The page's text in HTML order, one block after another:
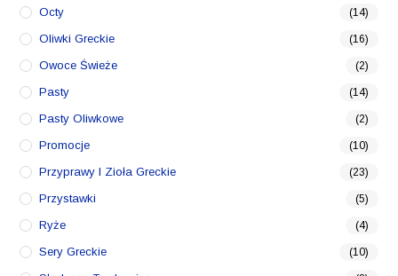
Octy (14)
Oliwki Greckie (16)
Owoce Świeże (2)
Pasty (14)
Pasty Oliwkowe (2)
Promocje (10)
Przyprawy I Zioła Greckie (23)
Przystawki (5)
Ryże (4)
Sery Greckie (10)